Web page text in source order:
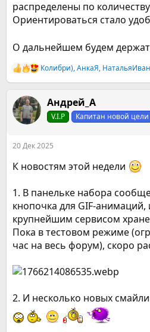
распределены по
Ориентироваться стало
О дальнейшем будем
Р
е
к
ц
и
Колибри),АнкаЯ,
Андрей_А
V.I.P Капитан новой цели
20 Дек 2025
К новостям этой недели
1. В панельке набора
кнопочка для GIF-
крупнейшим сервисом
Пока в тестовом режиме
час на весь форум), скоро
2. И несколько новых